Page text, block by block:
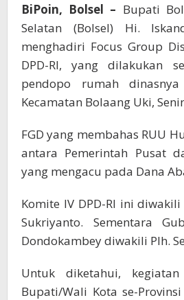
BiPoin, Bolsel – Bupati
Selatan (Bolsel) Hi.
menghadiri Focus Group
DPD-RI, yang dilakukan
pendopo rumah
Kecamatan Bolaang Uki,
FGD yang membahas RUU
antara Pemerintah Pusat
yang mengacu pada Dana
Komite IV DPD-RI ini
Sukriyanto. Sementara
Dondokambey diwakili Plh.
Untuk diketahui,
Bupati/Wali Kota se-